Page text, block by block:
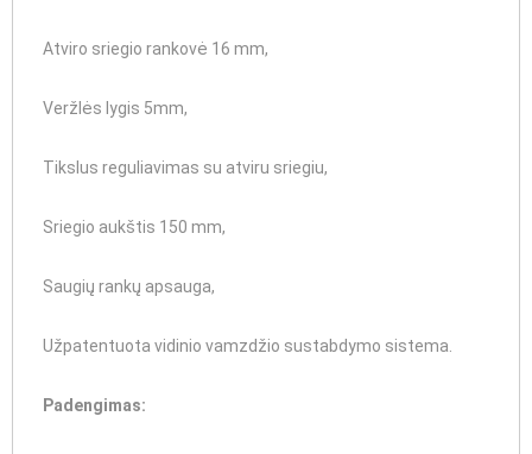
Atviro sriegio rankovė 16 mm,
Veržlės lygis 5mm,
Tikslus reguliavimas su atviru sriegiu,
Sriegio aukštis 150 mm,
Saugių rankų apsauga,
Užpatentuota vidinio vamzdžio sustabdymo sistema.
Padengimas: